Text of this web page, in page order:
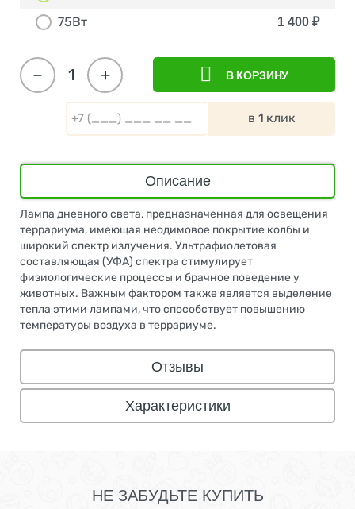
75Вт 1 400 ₽
+
− В КОРЗИНУ
в 1 клик
Описание
Лампа дневного света, предназначенная для освещения
террариума, имеющая неодимовое покрытие колбы и
широкий спектр излучения. Ультрафиолетовая
составляющая (УФА) спектра стимулирует
физиологические процессы и брачное поведение у
животных. Важным фактором также является выделение
тепла этими лампами, что способствует повышению
температуры воздуха в террариуме.
Отзывы
Характеристики
НЕ ЗАБУДЬТЕ КУПИТЬ